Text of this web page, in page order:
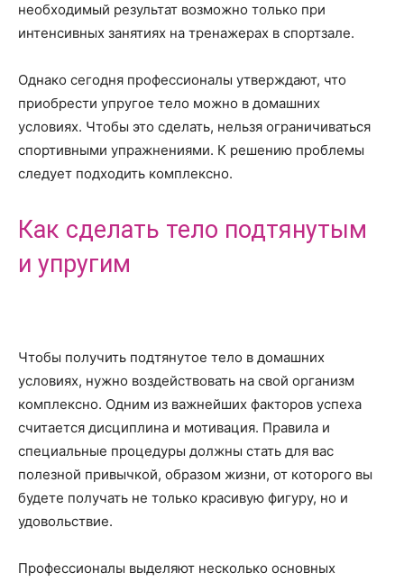
необходимый результат возможно только при
интенсивных занятиях на тренажерах в спортзале.
Однако сегодня профессионалы утверждают, что
приобрести упругое тело можно в домашних
условиях. Чтобы это сделать, нельзя ограничиваться
спортивными упражнениями. К решению проблемы
следует подходить комплексно.
Как сделать тело подтянутым
и упругим
Чтобы получить подтянутое тело в домашних
условиях, нужно воздействовать на свой организм
комплексно. Одним из важнейших факторов успеха
считается дисциплина и мотивация. Правила и
специальные процедуры должны стать для вас
полезной привычкой, образом жизни, от которого вы
будете получать не только красивую фигуру, но и
удовольствие.
Профессионалы выделяют несколько основных